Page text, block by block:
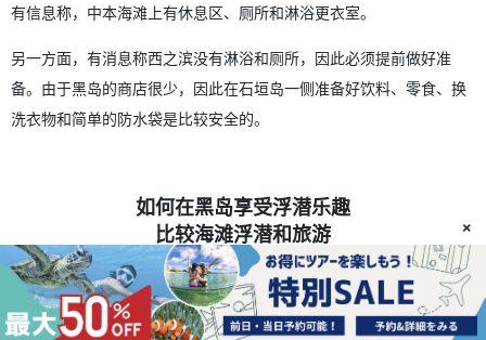
有信息称，中本海滩上有休息区、厕所和淋浴更衣室。
另一方面，有消息称西之滨没有淋浴和厕所，因此必须提前做好准
备。由于黑岛的商店很少，因此在石垣岛一侧准备好饮料、零食、换
洗衣物和简单的防水袋是比较安全的。
如何在黑岛享受浮潜乐趣
比较海滩浮潜和旅游
×